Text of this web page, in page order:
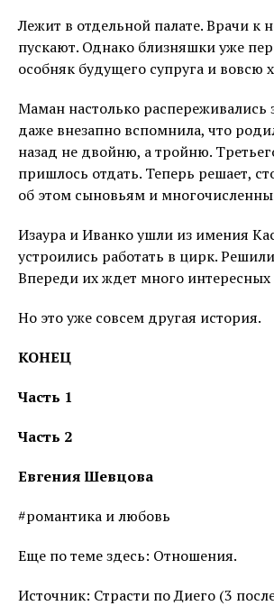
Лежит в отдельной палате. Врачи к
пускают. Однако близняшки уже
особняк будущего супруга и вовсю
Маман настолько распереживались
даже внезапно вспомнила, что
назад не двойню, а тройню.
пришлось отдать. Теперь решает,
об этом сыновьям и
Изаура и Иванко ушли из имения
устроились работать в цирк.
Впереди их ждет много
Но это уже совсем другая история.
КОНЕЦ
Часть 1
Часть 2
Евгения Шевцова
#романтика и любовь
Еще по теме здесь: Отношения.
Источник: Страсти по Диего (3